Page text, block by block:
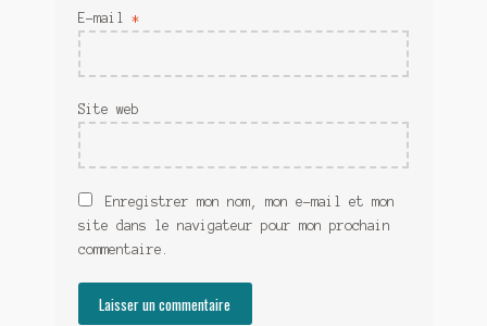
E-mail *
Site web
Enregistrer mon nom, mon e-mail et mon
site dans le navigateur pour mon prochain
commentaire.